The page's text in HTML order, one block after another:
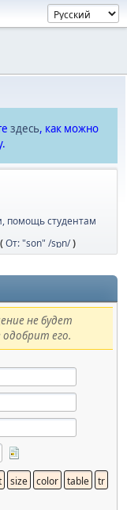
здесь, как можно
помощь студентам
От: "son" /sɒn/)
не будет
его.